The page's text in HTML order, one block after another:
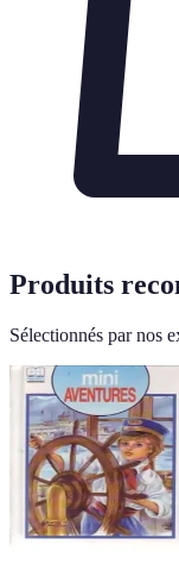
Produits
Sélectionnés par nos